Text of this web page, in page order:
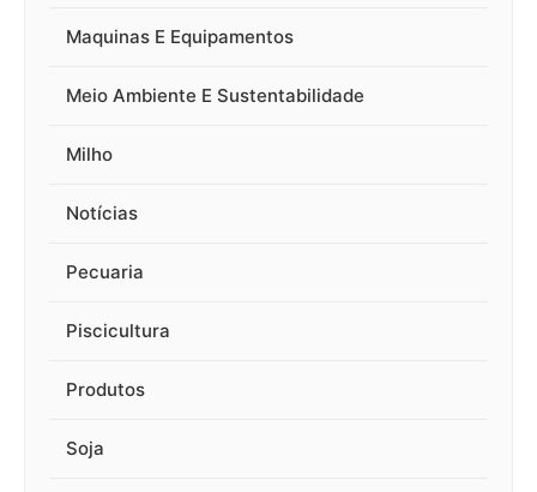
Maquinas E Equipamentos
Meio Ambiente E Sustentabilidade
Milho
Notícias
Pecuaria
Piscicultura
Produtos
Soja